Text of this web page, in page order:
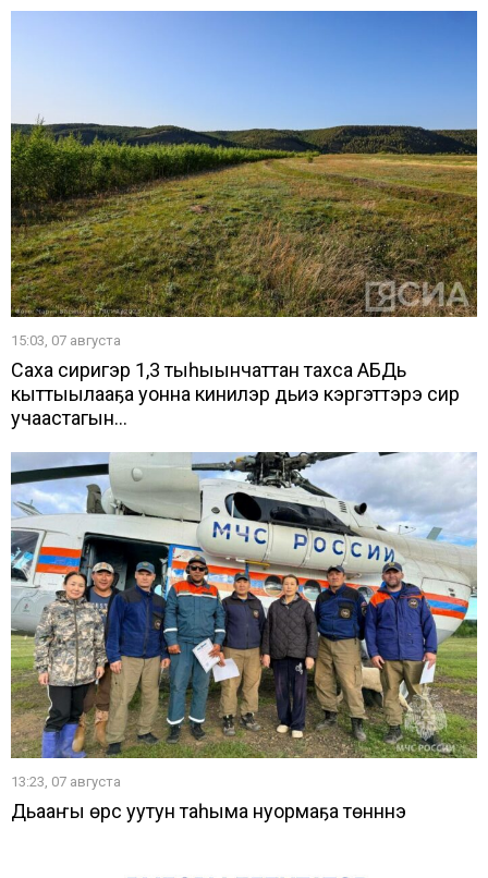
15:03, 07 августа
Саха сиригэр 1,3 тыһыынчаттан тахса АБДь
кыттыылааҕа уонна кинилэр дьиэ кэргэттэрэ сир
учаастагын...
13:23, 07 августа
Дьааҥы өрүс уутун таһыма нуормаҕа төнүннэ